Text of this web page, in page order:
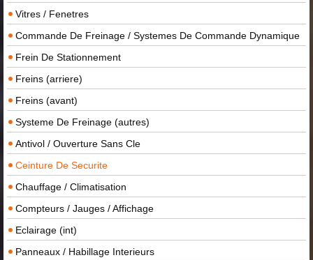
Vitres / Fenetres
Commande De Freinage / Systemes De Commande Dynamique
Frein De Stationnement
Freins (arriere)
Freins (avant)
Systeme De Freinage (autres)
Antivol / Ouverture Sans Cle
Ceinture De Securite
Chauffage / Climatisation
Compteurs / Jauges / Affichage
Eclairage (int)
Panneaux / Habillage Interieurs